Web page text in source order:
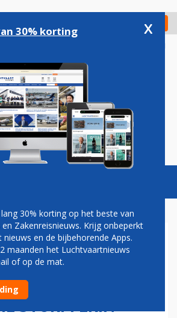
Check in
Podcasts Vacatures
TOESTELLEN
IN DE WIND OP
DOOR
STORM ERIN
30% korting x
30% korting op het beste van
Zakenreisnieuws. Krijg onbeperkt
en de bijbehorende Apps.
maanden het Luchtvaartnieuws
of op de mat.